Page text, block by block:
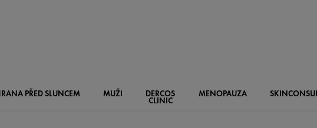
PŘED SLUNCEM MUŽI DERCOS
CLINIC
MENOPAUZA SKIN